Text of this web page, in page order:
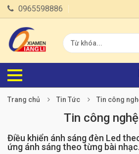
0965598886
Trang chủ Tin Tức Tin công
Tin công
Điều khiển ánh sáng đèn Led
ứng ánh sáng theo từng bài nhạc.